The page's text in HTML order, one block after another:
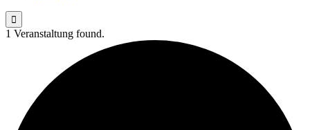

1 Veranstaltung found.